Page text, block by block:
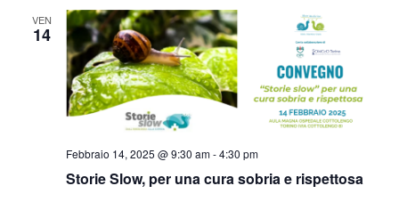
VEN
14
Storie Slow, per una cura sobria e rispettosa
Febbraio 14, 2025 @ 9:30 am-4:30 pm